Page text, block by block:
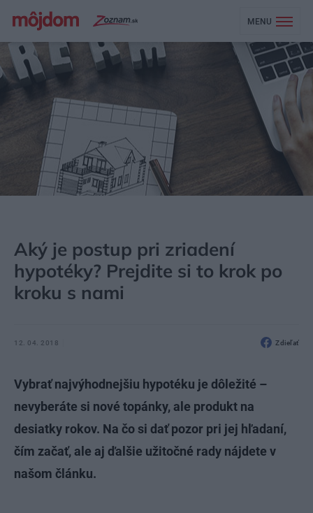
MENU
Aký je postup pri zriadení
hypotéky? Prejdite si to krok po
kroku s nami
12. 04. 2018 Zdieľať
Vybrať najvýhodnejšiu hypotéku je dôležité –
nevyberáte si nové topánky, ale produkt na
desiatky rokov. Na čo si dať pozor pri jej hľadaní,
čím začať, ale aj ďalšie užitočné rady nájdete v
našom článku.